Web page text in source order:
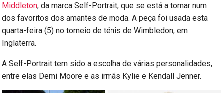
Middleton, da marca Self-Portrait, que se está a tornar num
dos favoritos dos amantes de moda. A peça foi usada esta
quarta-feira (5) no torneio de ténis de Wimbledon, em
Inglaterra.
A Self-Portrait tem sido a escolha de várias personalidades,
entre elas Demi Moore e as irmãs Kylie e Kendall Jenner.